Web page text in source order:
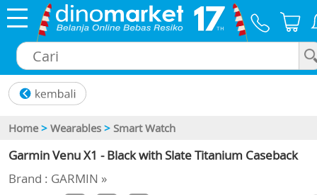
Home > Wearables > Smart Watch
Garmin Venu X1 - Black with Slate Titanium Caseback
Brand : GARMIN »